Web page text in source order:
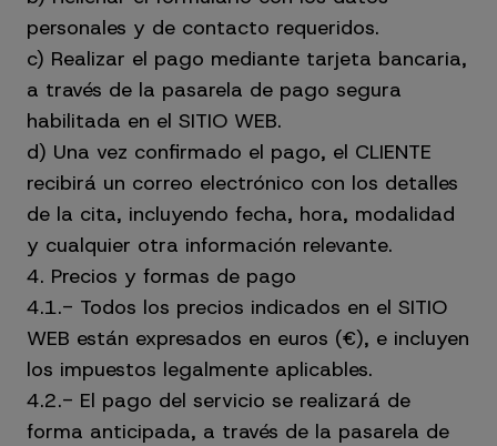
personales y de contacto requeridos.
c) Realizar el pago mediante tarjeta bancaria,
a través de la pasarela de pago segura
habilitada en el SITIO WEB.
d) Una vez confirmado el pago, el CLIENTE
recibirá un correo electrónico con los detalles
de la cita, incluyendo fecha, hora, modalidad
y cualquier otra información relevante.
4. Precios y formas de pago
4.1.- Todos los precios indicados en el SITIO
WEB están expresados en euros (€), e incluyen
los impuestos legalmente aplicables.
4.2.- El pago del servicio se realizará de
forma anticipada, a través de la pasarela de